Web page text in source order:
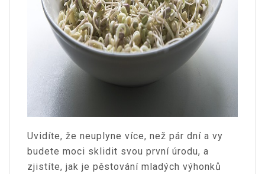
Uvidíte, že neuplyne více, než pár dní a vy
budete moci sklidit svou první úrodu, a
zjistíte, jak je pěstování mladých výhonků